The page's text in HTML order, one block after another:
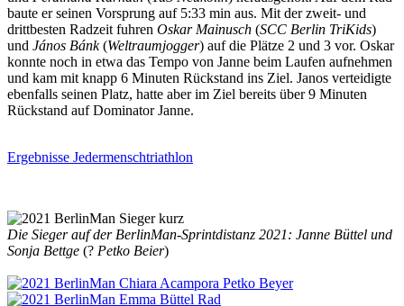
baute er seinen Vorsprung auf 5:33 min aus. Mit der zweit- und
drittbesten Radzeit fuhren Oskar Mainusch (SCC Berlin TriKids)
und János Bánk(Weltraumjogger) auf die Plätze 2 und 3 vor. Oskar
konnte noch in etwa das Tempo von Janne beim Laufen aufnehmen
und kam mit knapp 6 Minuten Rückstand ins Ziel. Janos verteidigte
ebenfalls seinen Platz, hatte aber im Ziel bereits über 9 Minuten
Rückstand auf Dominator Janne.
Ergebnisse Jedermenschtriathlon
Die Sieger auf der BerlinMan-Sprintdistanz 2021: Janne Büttel und
Sonja Bettge (? Petko Beier)